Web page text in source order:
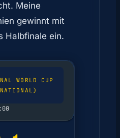
Meine
gewinnt mit
Halbfinale ein.
WORLD CUP